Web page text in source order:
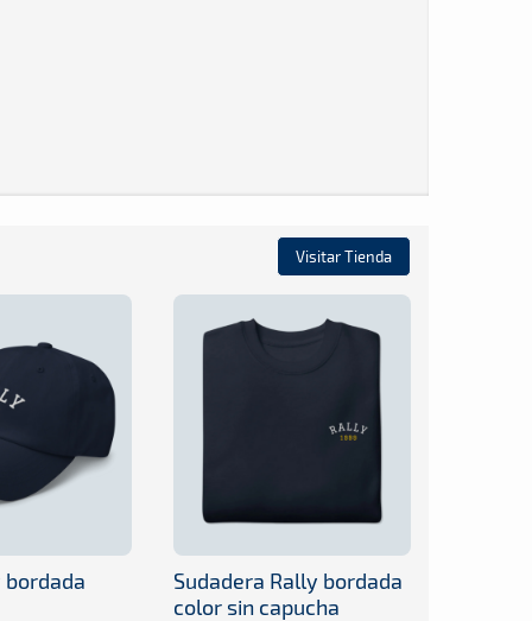
Visitar Tienda
bordada
Sudadera Rally bordada
color sin capucha